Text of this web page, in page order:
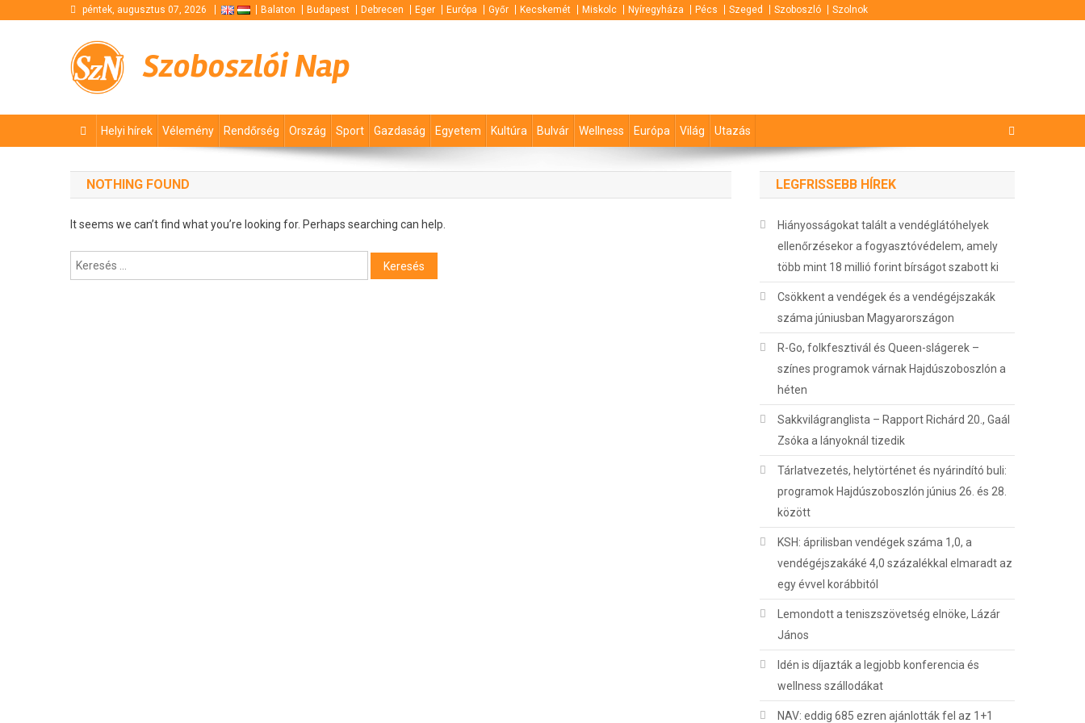
péntek, augusztus 07, 2026 Balaton Budapest Debrecen Eger Európa Győr Kecskemét Miskolc Nyíregyháza Pécs Szeged Szoboszló Szolnok
Szoboszlói Nap
Helyi hírek Vélemény Rendőrség Ország Sport Gazdaság Egyetem Kultúra Bulvár Wellness Európa Világ Utazás
NOTHING FOUND
It seems we can’t find what you’re looking for. Perhaps searching can help.
Keresés:
LEGFRISSEBB HÍREK
Hiányosságokat talált a vendéglátóhelyek
ellenőrzésekor a fogyasztóvédelem, amely
több mint 18 millió forint bírságot szabott ki
Csökkent a vendégek és a vendégéjszakák
száma júniusban Magyarországon
R-Go, folkfesztivál és Queen-slágerek –
színes programok várnak Hajdúszoboszlón a
héten
Sakkvilágranglista – Rapport Richárd 20., Gaál
Zsóka a lányoknál tizedik
Tárlatvezetés, helytörténet és nyárindító buli:
programok Hajdúszoboszlón június 26. és 28.
között
KSH: áprilisban vendégek száma 1,0, a
vendégéjszakáké 4,0 százalékkal elmaradt az
egy évvel korábbitól
Lemondott a teniszszövetség elnöke, Lázár
János
Idén is díjazták a legjobb konferencia és
wellness szállodákat
NAV: eddig 685 ezren ajánlották fel az 1+1